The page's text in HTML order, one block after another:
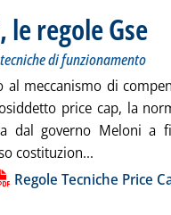
regole Gse .
di funzionamento
meccanismo di
price cap, la
dal governo Meloni a
costituzion... Leggi
Regole Tecniche Price